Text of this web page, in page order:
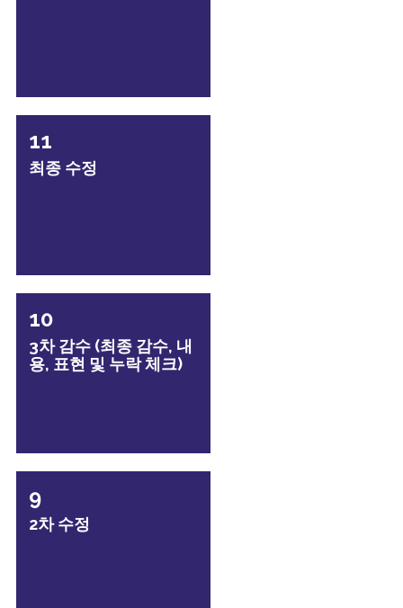
11
최종 수정
10
3차 감수 (최종 감수, 내
용, 표현 및 누락 체크)
9
2차 수정